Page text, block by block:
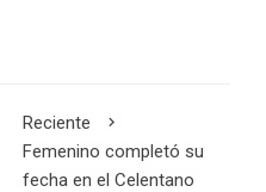
Reciente
Femenino completó su
fecha en el Celentano